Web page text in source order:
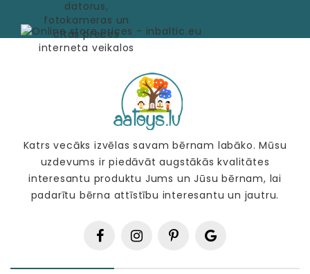
Katrs vecāks izvēlas savam bērnam labāko. Mūsu
uzdevums ir piedāvāt augstākās kvalitātes
interesantu produktu Jums un Jūsu bērnam, lai
padarītu bērna attīstību interesantu un jautru.